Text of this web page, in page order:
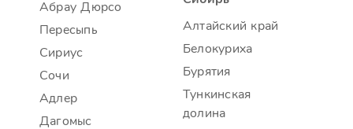
Абрау Дюрсо
Пересыпь
Сириус
Сочи
Адлер
Дагомыс
Алтайский край
Белокуриха
Бурятия
Тункинская
долина